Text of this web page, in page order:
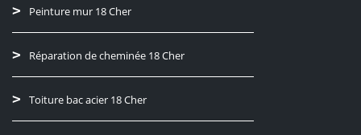
Peinture mur 18 Cher
Réparation de cheminée 18 Cher
Toiture bac acier 18 Cher